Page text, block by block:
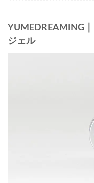
YUMEDREAMING
ジェル